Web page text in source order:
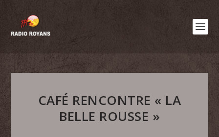
CAFÉ RENCONTRE « LA
BELLE ROUSSE »